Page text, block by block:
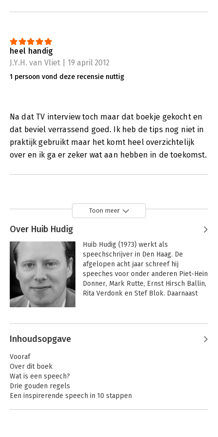
heel handig
J.Y.H. van Vliet | 19 april 2012
1 persoon vond deze recensie nuttig
Na dat TV interview toch maar dat boekje gekocht en
dat beviel verrassend goed. Ik heb de tips nog niet in
praktijk gebruikt maar het komt heel overzichtelijk
over en ik ga er zeker wat aan hebben in de toekomst.
Toon meer
Over Huib Hudig
Huib Hudig (1973) werkt als
speechschrijver in Den Haag. De
afgelopen acht jaar schreef hij
speeches voor onder anderen Piet-Hein
Donner, Mark Rutte, Ernst Hirsch Ballin,
Rita Verdonk en Stef Blok. Daarnaast
bedrijf Speak to Inspire.
Andere boeken door Huib Hudig
Inhoudsopgave
Vooraf
Over dit boek
Wat is een speech?
Drie gouden regels
Een inspirerende speech in 10 stappen